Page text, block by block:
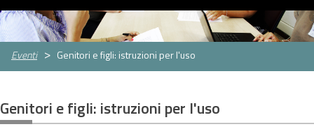
Eventi Genitori e figli: istruzioni per l'uso
Genitori e figli: istruzioni per l'uso
famiglie
GARE
Concorsi
gare
Concorsi
gare
AMMINISTRAZIONE
TRASPARENTE
PNRR
Cos'è
Progetti
Allegati